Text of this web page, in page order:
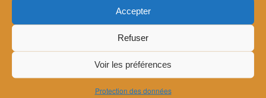
Accepter
Refuser
Voir les préférences
Protection des données
février 2023
décembre 2022